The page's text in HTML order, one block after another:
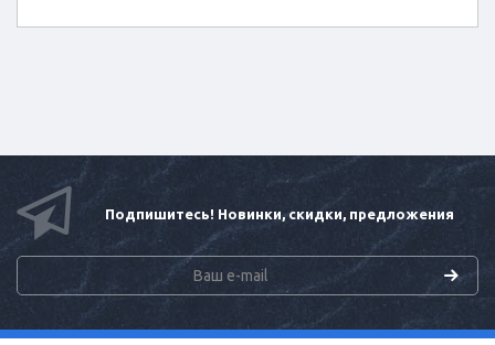
Подпишитесь! Новинки, скидки, предложения